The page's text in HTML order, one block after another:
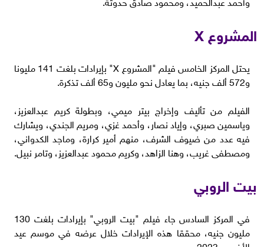
المشروع X
يحتل المركز الخامس فيلم "المشروع X" بإيرادات بلغت 141 مليونا
و572 ألف جنيه، بما يعادل نحو مليون و65 ألف تذكرة.
الفيلم من تأليف وإخراج بيتر ميمي، وبطولة كريم عبدالعزيز،
وياسمين صبري، وإياد نصار، وأحمد غزي، ومريم الجندي، ويشارك
فيه عدد من ضيوف الشرف، منهم أمير كرارة، وماجد الكدواني،
ومصطفى غريب، وهنا الزاهد، وكريم محمود عبدالعزيز، وتامر نبيل.
بيت الروبي
في المركز السادس جاء فيلم "بيت الروبي" بإيرادات بلغت 130
مليون جنيه، محققا هذه الإيرادات خلال عرضه في موسم عيد